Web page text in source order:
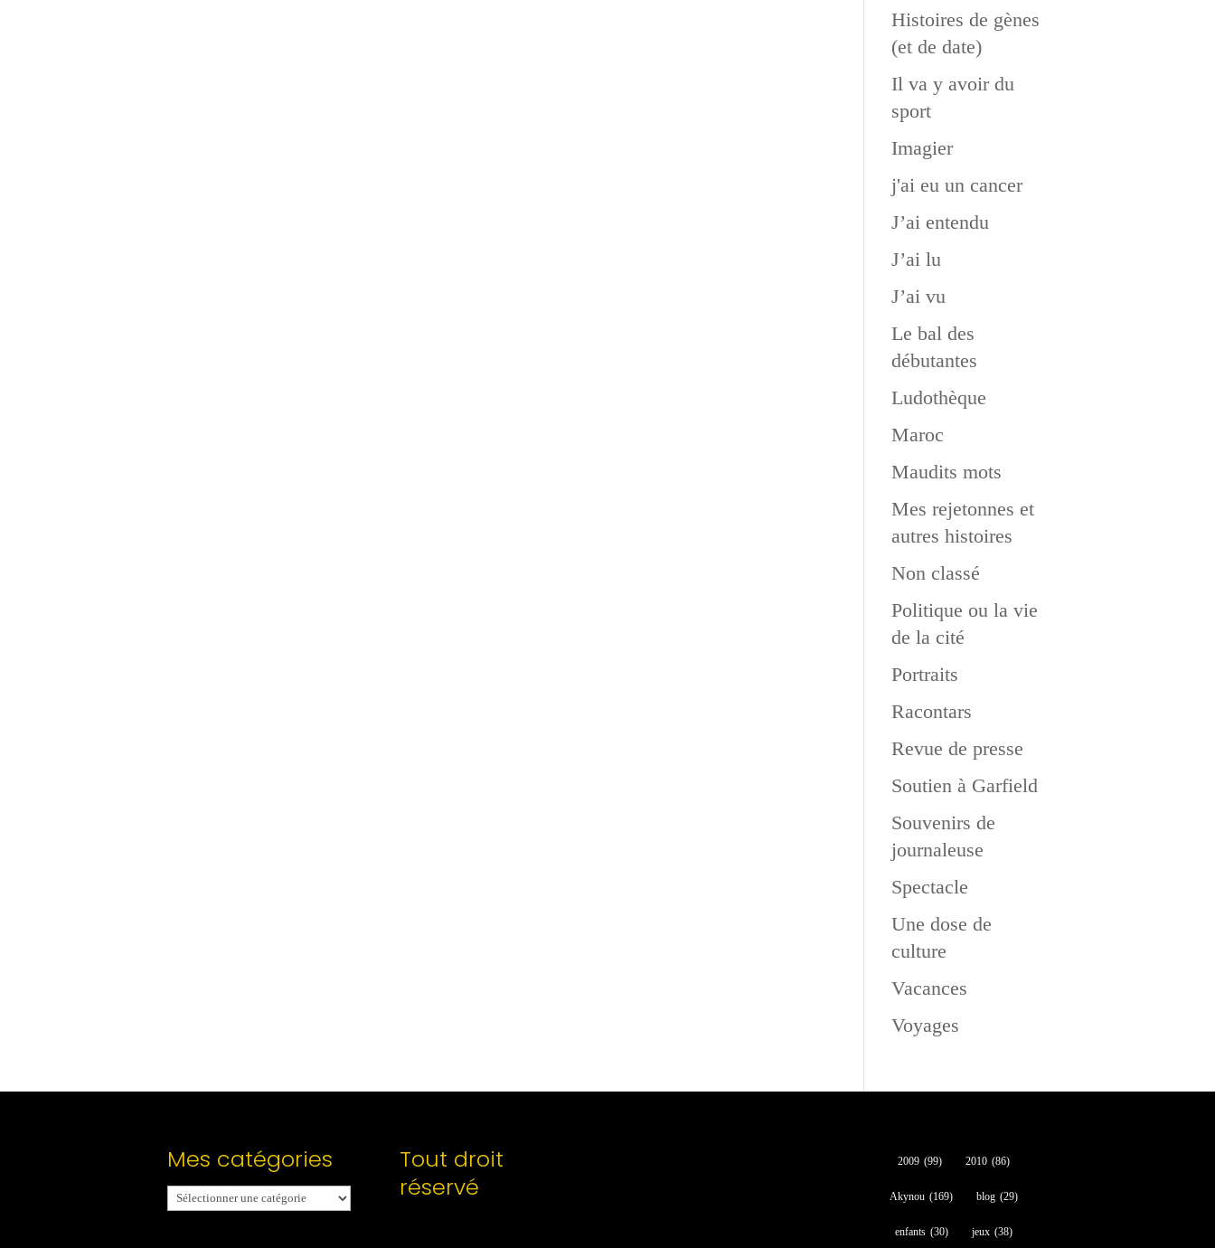
Histoires de gènes
(et de date)
Il va y avoir du
sport
Imagier
j'ai eu un cancer
J’ai entendu
J’ai lu
J’ai vu
Le bal des
débutantes
Ludothèque
Maroc
Maudits mots
Mes rejetonnes et
autres histoires
Non classé
Politique ou la vie
de la cité
Portraits
Racontars
Revue de presse
Soutien à Garfield
Souvenirs de
journaleuse
Spectacle
Une dose de
culture
Vacances
Voyages
Mes catégories
Mes
catégories
Tout droit
réservé
2009 (99) 2010 (86)
Akynou (169) blog (29)
enfants (30) jeux (38)